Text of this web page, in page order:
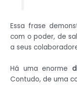
Essa frase
com o poder, de
a seus
Há uma enorme
Contudo, de uma